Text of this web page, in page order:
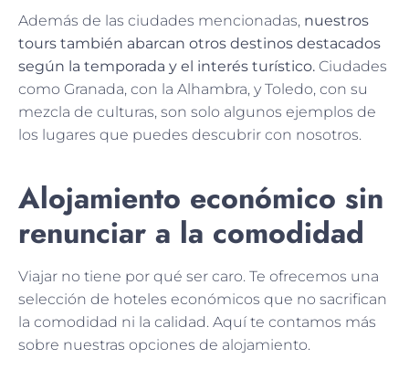
Además de las ciudades mencionadas, nuestros
tours también abarcan otros destinos destacados
según la temporada y el interés turístico. Ciudades
como Granada, con la Alhambra, y Toledo, con su
mezcla de culturas, son solo algunos ejemplos de
los lugares que puedes descubrir con nosotros.
Alojamiento económico sin
renunciar a la comodidad
Viajar no tiene por qué ser caro. Te ofrecemos una
selección de hoteles económicos que no sacrifican
la comodidad ni la calidad. Aquí te contamos más
sobre nuestras opciones de alojamiento.